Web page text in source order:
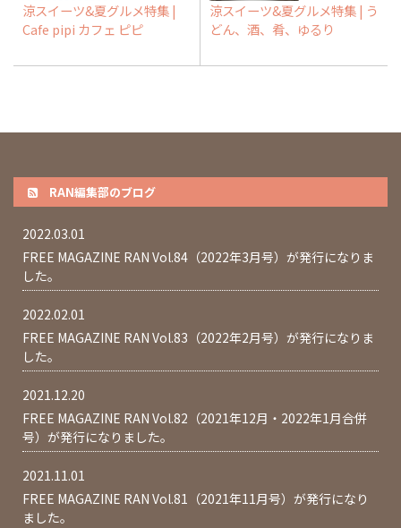
涼スイーツ&夏グルメ特集 |
Cafe pipi カフェ ピピ
涼スイーツ&夏グルメ特集 | う
どん、酒、肴、ゆるり
RAN編集部のブログ
2022.03.01
FREE MAGAZINE RAN Vol.84（2022年3月号）が発行になりま
した。
2022.02.01
FREE MAGAZINE RAN Vol.83（2022年2月号）が発行になりま
した。
2021.12.20
FREE MAGAZINE RAN Vol.82（2021年12月・2022年1月合併
号）が発行になりました。
2021.11.01
FREE MAGAZINE RAN Vol.81（2021年11月号）が発行になり
ました。